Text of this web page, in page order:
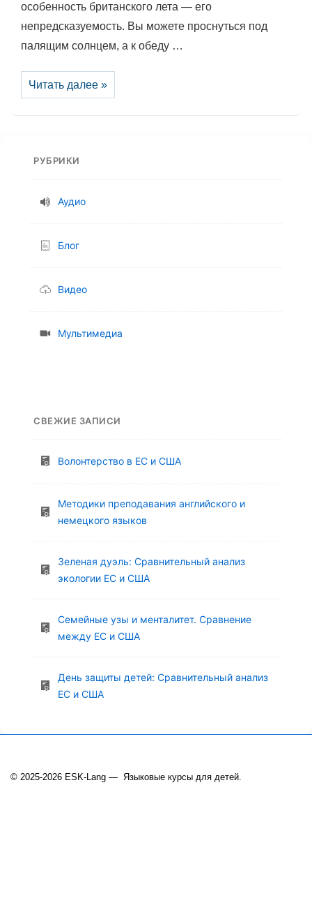
особенность британского лета — его
непредсказуемость. Вы можете проснуться под
палящим солнцем, а к обеду …
Летний
драйв:
Отдых
Читать далее »
РУБРИКИ
Аудио
Блог
Видео
Мультимедиа
СВЕЖИЕ ЗАПИСИ
Волонтерство в ЕС и США
Методики преподавания английского и
немецкого языков
Зеленая дуэль: Сравнительный анализ
экологии ЕС и США
Семейные узы и менталитет. Сравнение
между ЕС и США
День защиты детей: Сравнительный анализ
ЕС и США
© 2025-2026 ESK-Lang — Языковые курсы для детей.